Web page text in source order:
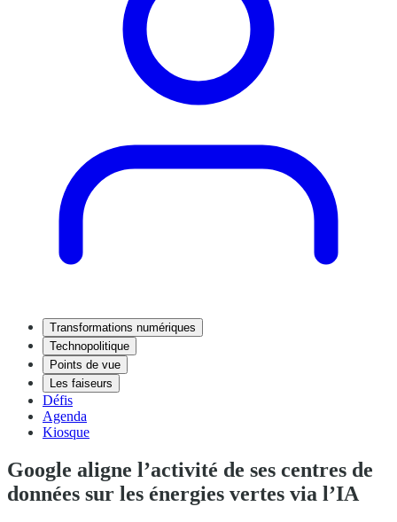
Transformations numériques
Technopolitique
Points de vue
Les faiseurs
Défis
Agenda
Kiosque
Google aligne l’activité de ses centres de
données sur les énergies vertes via l’IA